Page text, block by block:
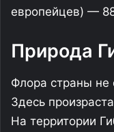
европейцев) —
Природа
Флора страны не
Здесь
На территории